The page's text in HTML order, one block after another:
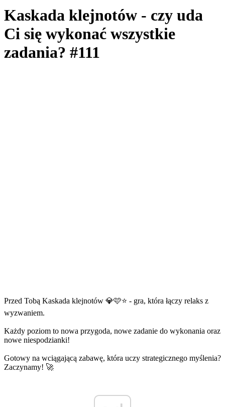
Kaskada klejnotów - czy uda
Ci się wykonać wszystkie
zadania? #111
Przed Tobą Kaskada klejnotów 💎🩷⭐ - gra, która łączy relaks z
wyzwaniem.
Każdy poziom to nowa przygoda, nowe zadanie do wykonania oraz
nowe niespodzianki!
Gotowy na wciągającą zabawę, która uczy strategicznego myślenia?
Zaczynamy! 🚀